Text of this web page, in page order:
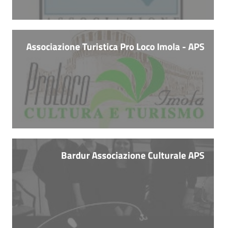
Catalogo
on line
Eventi
Chiedi al
bibliotecario
Orari
Associazione Turistica Pro Loco Imola - APS
Bardur Associazione Culturale APS